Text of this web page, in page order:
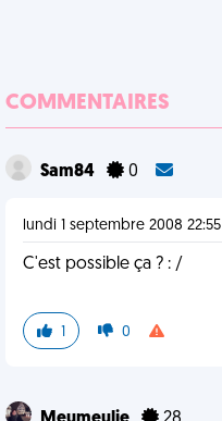
COMMENTAIRES
Sam84 0
lundi 1 septembre 2008 22:55
C'est possible ça ? : /
1 0